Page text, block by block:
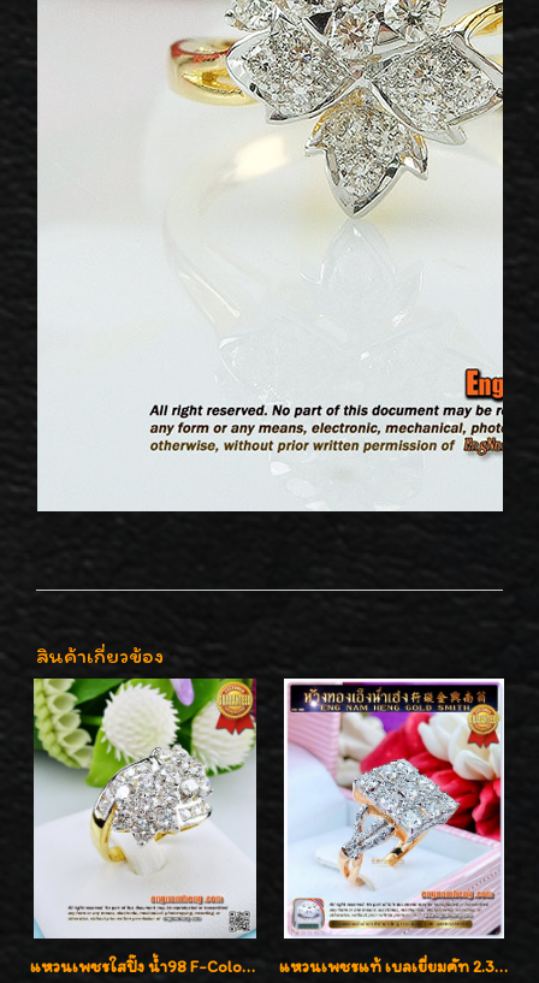
สินค้าเกี่ยวข้อง
แหวนเพชรใสปิ๊ง น้ำ98 F-Color/VVS1 น้ำหนักเพชรรวม 2.56 กะรัต ใส่เต็มนิ้วเพชรเป็นน้ำเป็นเนื้อสวยมากๆค่ะ แหวนเพชรแท้ เบลเยี่ยมคัท 2.39 กะรัต น้ำ 98 F-Color/VVS ดีไซน์หน้ากว้างหรูเต็มนิ้ว